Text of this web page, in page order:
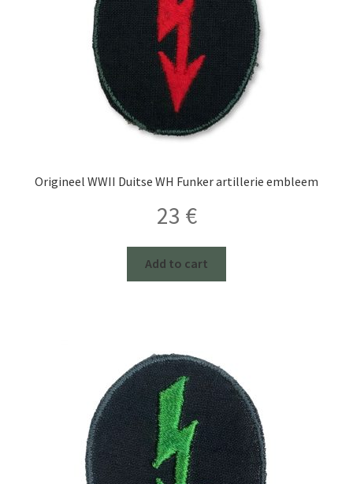
Origineel WWII Duitse WH Funker artillerie embleem
23 €
Add to cart